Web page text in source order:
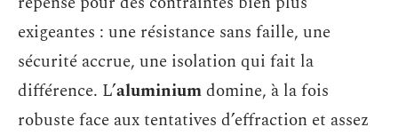
exigeantes : une résistance sans faille, une
sécurité accrue, une isolation qui fait la
différence. L’aluminiumdomine, à la fois
robuste face aux tentatives d’effraction et assez